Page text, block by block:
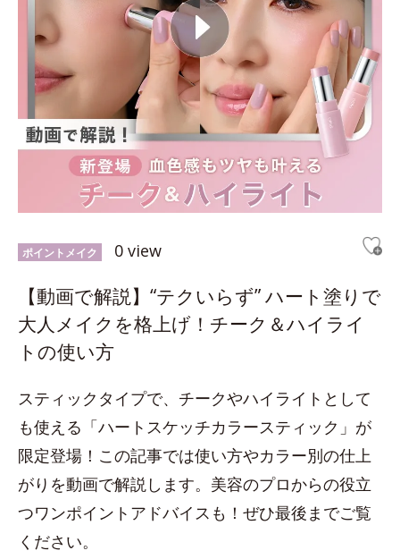
ポイントメイク 0 view
【動画で解説】“テクいらず” ハート塗りで
大人メイクを格上げ！チーク＆ハイライ
トの使い方
スティックタイプで、チークやハイライトとして
も使える「ハートスケッチカラースティック」が
限定登場！この記事では使い方やカラー別の仕上
がりを動画で解説します。美容のプロからの役立
つワンポイントアドバイスも！ぜひ最後までご覧
ください。